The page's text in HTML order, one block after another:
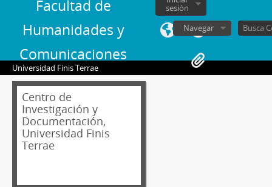
Facultad de
Humanidades y
Comunicaciones
sesión
Navegar
Universidad Finis Terrae
Centro de
Investigación y
Documentación,
Universidad Finis
Terrae